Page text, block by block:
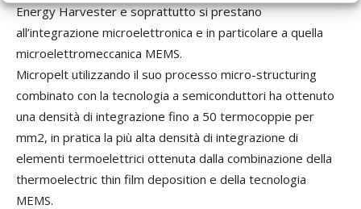
Energy Harvester e soprattutto si prestano
all’integrazione microelettronica e in particolare a quella
microelettromeccanica MEMS.
Micropelt utilizzando il suo processo micro-structuring
combinato con la tecnologia a semiconduttori ha ottenuto
una densità di integrazione fino a 50 termocoppie per
mm2, in pratica la più alta densità di integrazione di
elementi termoelettrici ottenuta dalla combinazione della
thermoelectric thin film deposition e della tecnologia
MEMS.